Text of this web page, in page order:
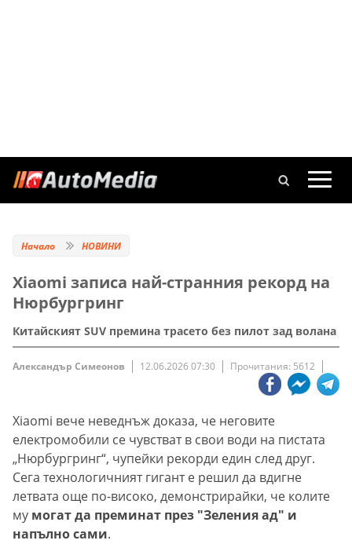
Начало НОВИНИ
Xiaomi записа най-странния рекорд на
Нюрбургринг
Китайският SUV премина трасето без пилот зад волана
Александър Симеонов 12.06.2026 07:30 Прочитания: 5612
Xiaomi вече неведнъж доказа, че неговите
електромобили се чувстват в свои води на пистата
„Нюрбургринг“, чупейки рекорди един след друг.
Сега технологичният гигант е решил да вдигне
летвата още по-високо, демонстрирайки, че колите
му могат да преминат през "Зеления ад" и
напълно сами.